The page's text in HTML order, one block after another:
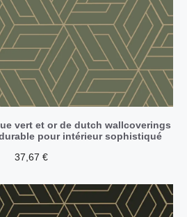
vert et or de dutch wallcoverings
pour intérieur sophistiqué
37,67 €